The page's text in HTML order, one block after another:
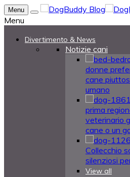
Menu
Menu
Divertimento & News
Notizie cani
donne
cane
umano
prima
veterinario
cane o un
Collecchio
silenziosi
View all